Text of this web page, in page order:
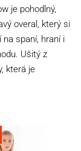
5
hvězdiček.
je pohodlný,
overal, který si
na spaní, hraní i
Ušitý z
která je